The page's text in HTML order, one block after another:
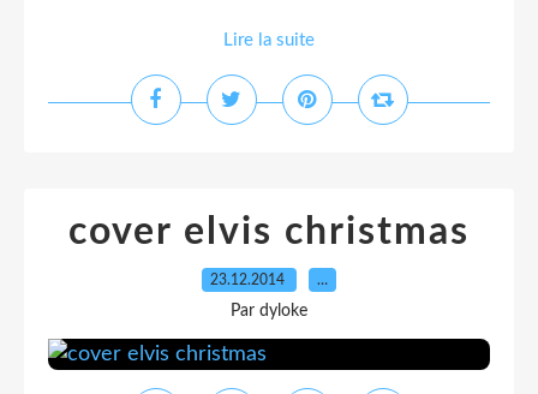
Lire la suite
cover elvis christmas
23.12.2014 …
Par dyloke